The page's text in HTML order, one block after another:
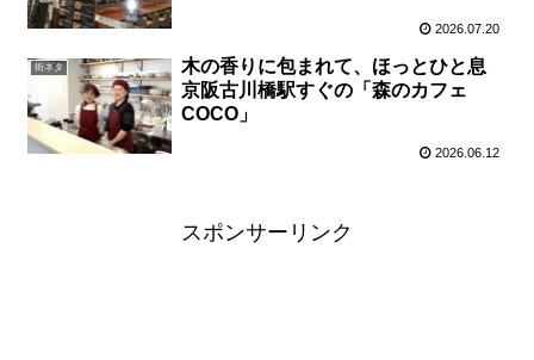
2026.07.20
街ネタ
木の香りに包まれて、ほっとひと息
京阪古川橋駅すぐの「森のカフェ
COCO」
2026.06.12
スポンサーリンク